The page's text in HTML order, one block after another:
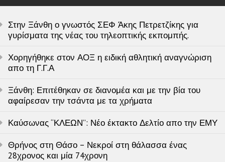
Στην Ξάνθη ο γνωστός ΣΕΦ Άκης Πετρετζίκης για
γυρίσματα της νέας του τηλεοπτικής εκπομπής.
Χορηγήθηκε στον ΑΟΞ η ειδική αθλητική αναγνώριση
απο τη Γ.Γ.Α
Ξάνθη: Επιτέθηκαν σε διανομέα και με την βία του
αφαίρεσαν την τσάντα με τα χρήματα
Καύσωνας “ΚΛΕΩΝ”: Νέο έκτακτο Δελτίο απο την ΕΜΥ
Θρήνος στη Θάσο – Νεκροί στη θάλασσα ένας
28χρονος και μία 74χρονη